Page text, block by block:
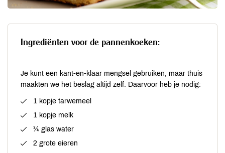
Ingrediënten voor de pannenkoeken:
Je kunt een kant-en-klaar mengsel gebruiken, maar thuis
maakten we het beslag altijd zelf. Daarvoor heb je nodig:
1 kopje tarwemeel
1 kopje melk
¾ glas water
2 grote eieren